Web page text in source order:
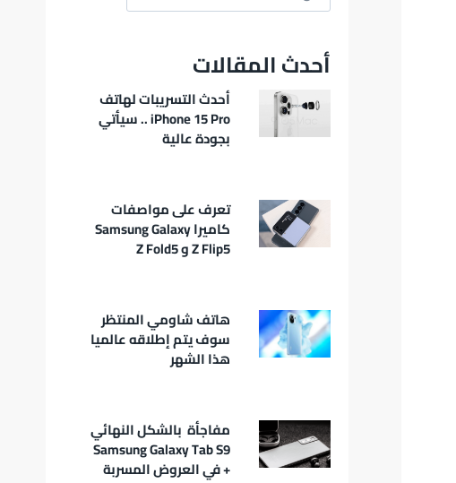
أحدث المقالات
أحدث التسريبات لهاتف
iPhone 15 Pro .. سيأتي
بجودة عالية
تعرف على مواصفات
كاميرا Samsung Galaxy
Z Flip5 و Z Fold5
هاتف شاومي المنتظر
سوف يتم إطلاقه عالميا
هذا الشهر
مفاجأة بالشكل النهائي
Samsung Galaxy Tab S9
+ في العروض المسربة